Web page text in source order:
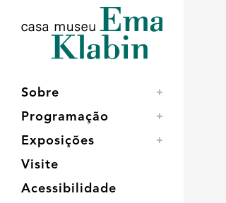
conteúdo
navegação
Sobre
Programação
Exposições
Visite
Acessibilidade